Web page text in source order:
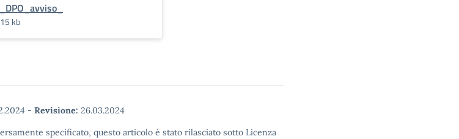
kb
- Revisione: 26.03.2024
specificato, questo articolo è stato rilasciato sotto Licenza